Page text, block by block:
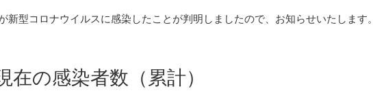
新型コロナウイルスに感染したことが判明しましたので、お知らせいたします。
在の感染者数（累計）